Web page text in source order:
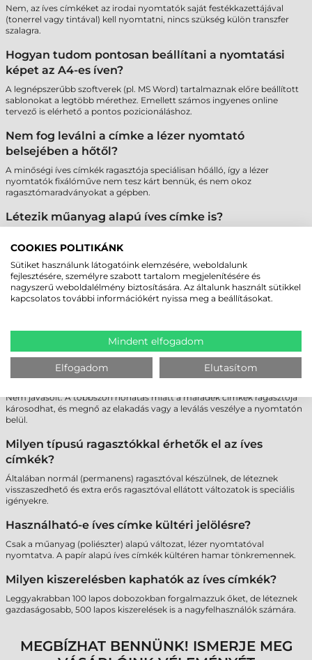
Nem, az íves címkéket az irodai nyomtatók saját festékkazettájával
(tonerrel vagy tintával) kell nyomtatni, nincs szükség külön transzfer
szalagra.
Hogyan tudom pontosan beállítani a nyomtatási
képet az A4-es íven?
A legnépszerűbb szoftverek (pl. MS Word) tartalmaznak előre beállított
sablonokat a legtöbb mérethez. Emellett számos ingyenes online
tervező is elérhető a pontos pozicionáláshoz.
Nem fog leválni a címke a lézer nyomtató
belsejében a hőtől?
A minőségi íves címkék ragasztója speciálisan hőálló, így a lézer
nyomtatók fixálóműve nem tesz kárt bennük, és nem okoz
ragasztómaradványokat a gépben.
Létezik műanyag alapú íves címke is?
szakadásbiztosak és vízállóak, így tartósabb jelölést tesznek lehetővé
Miért fontos az A4-es ívek szélein lévő biztonsági
sáv?
a papír akadálymentes haladását.
Lehet-e többször átküldeni ugyanazt a lapot a
nyomtatón, ha nem használtam fel minden címkét?
Nem javasolt. A többszöri hőhatás miatt a maradék címkék ragasztója
károsodhat, és megnő az elakadás vagy a leválás veszélye a nyomtatón
belül.
Milyen típusú ragasztókkal érhetők el az íves
címkék?
Általában normál (permanens) ragasztóval készülnek, de léteznek
visszaszedhető és extra erős ragasztóval ellátott változatok is speciális
igényekre.
Használható-e íves címke kültéri jelölésre?
Csak a műanyag (poliészter) alapú változat, lézer nyomtatóval
nyomtatva. A papír alapú íves címkék kültéren hamar tönkremennek.
Milyen kiszerelésben kaphatók az íves címkék?
Leggyakrabban 100 lapos dobozokban forgalmazzuk őket, de léteznek
gazdaságosabb, 500 lapos kiszerelések is a nagyfelhasználók számára.
MEGBÍZHAT BENNÜNK! ISMERJE MEG
COOKIES POLITIKÁNK
Sütiket használunk látogatóink elemzésére, weboldalunk
fejlesztésére, személyre szabott tartalom megjelenítésére és
nagyszerű weboldalélmény biztosítására. Az általunk használt sütikkel
kapcsolatos további információkért nyissa meg a beállításokat.
Mindent elfogadom
Elfogadom Elutasítom